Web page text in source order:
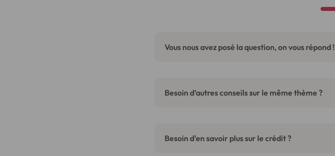
Vous nous avez posé la question, on vous répond !
Besoin d’autres conseils sur le même thème ?
Besoin d'en savoir plus sur le crédit ?